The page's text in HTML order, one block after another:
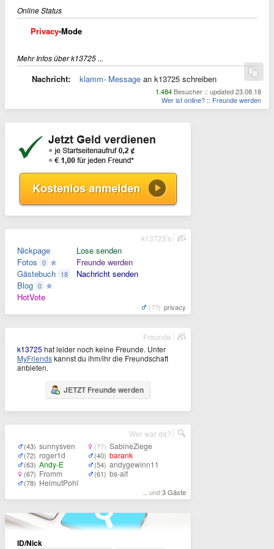
Online Status
Privacy-Mode
Mehr Infos über k13725 ...
Nachricht: klamm- Message an k13725 schreiben
1.484 Besucher :: updated 23.08.18
Wer ist online? :: Freunde werden
Nickpage
Fotos 0
Gästebuch 18
Blog 0
HotVote
Lose senden
Freunde werden
Nachricht senden
(??) privacy
k13725's
k13725 hat leider noch keine Freunde. Unter
MyFriendskannst du ihm/ihr die Freundschaft
anbieten.
JETZT Freunde werden
Freunde
(43) sunnysven
(72) roger1d
(63) Andy-E
(67) Fromm
(78) HelmutPohl
(??) SabineZiege
(40) barank
(54) andygewinn11
(61) bs-alf
... und3 Gäste
Wer war da?
ID/Nick